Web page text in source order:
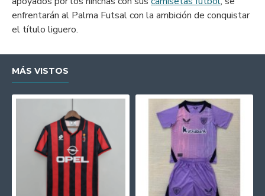
enfrentarán al Palma Futsal con la ambición de conquistar
el título liguero.
MÁS VISTOS